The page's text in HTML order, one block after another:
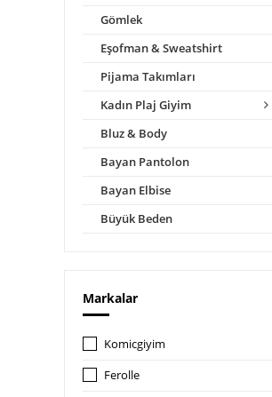
Gömlek
Eşofman & Sweatshirt
Pijama Takımları
Kadın Plaj Giyim
Bluz & Body
Bayan Pantolon
Bayan Elbise
Büyük Beden
Markalar
Komicgiyim
Ferolle